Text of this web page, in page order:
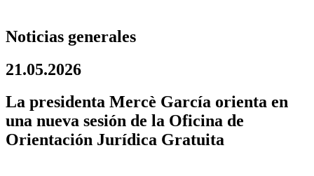
Noticias generales
21.05.2026
La presidenta Mercè García orienta en
una nueva sesión de la Oficina de
Orientación Jurídica Gratuita